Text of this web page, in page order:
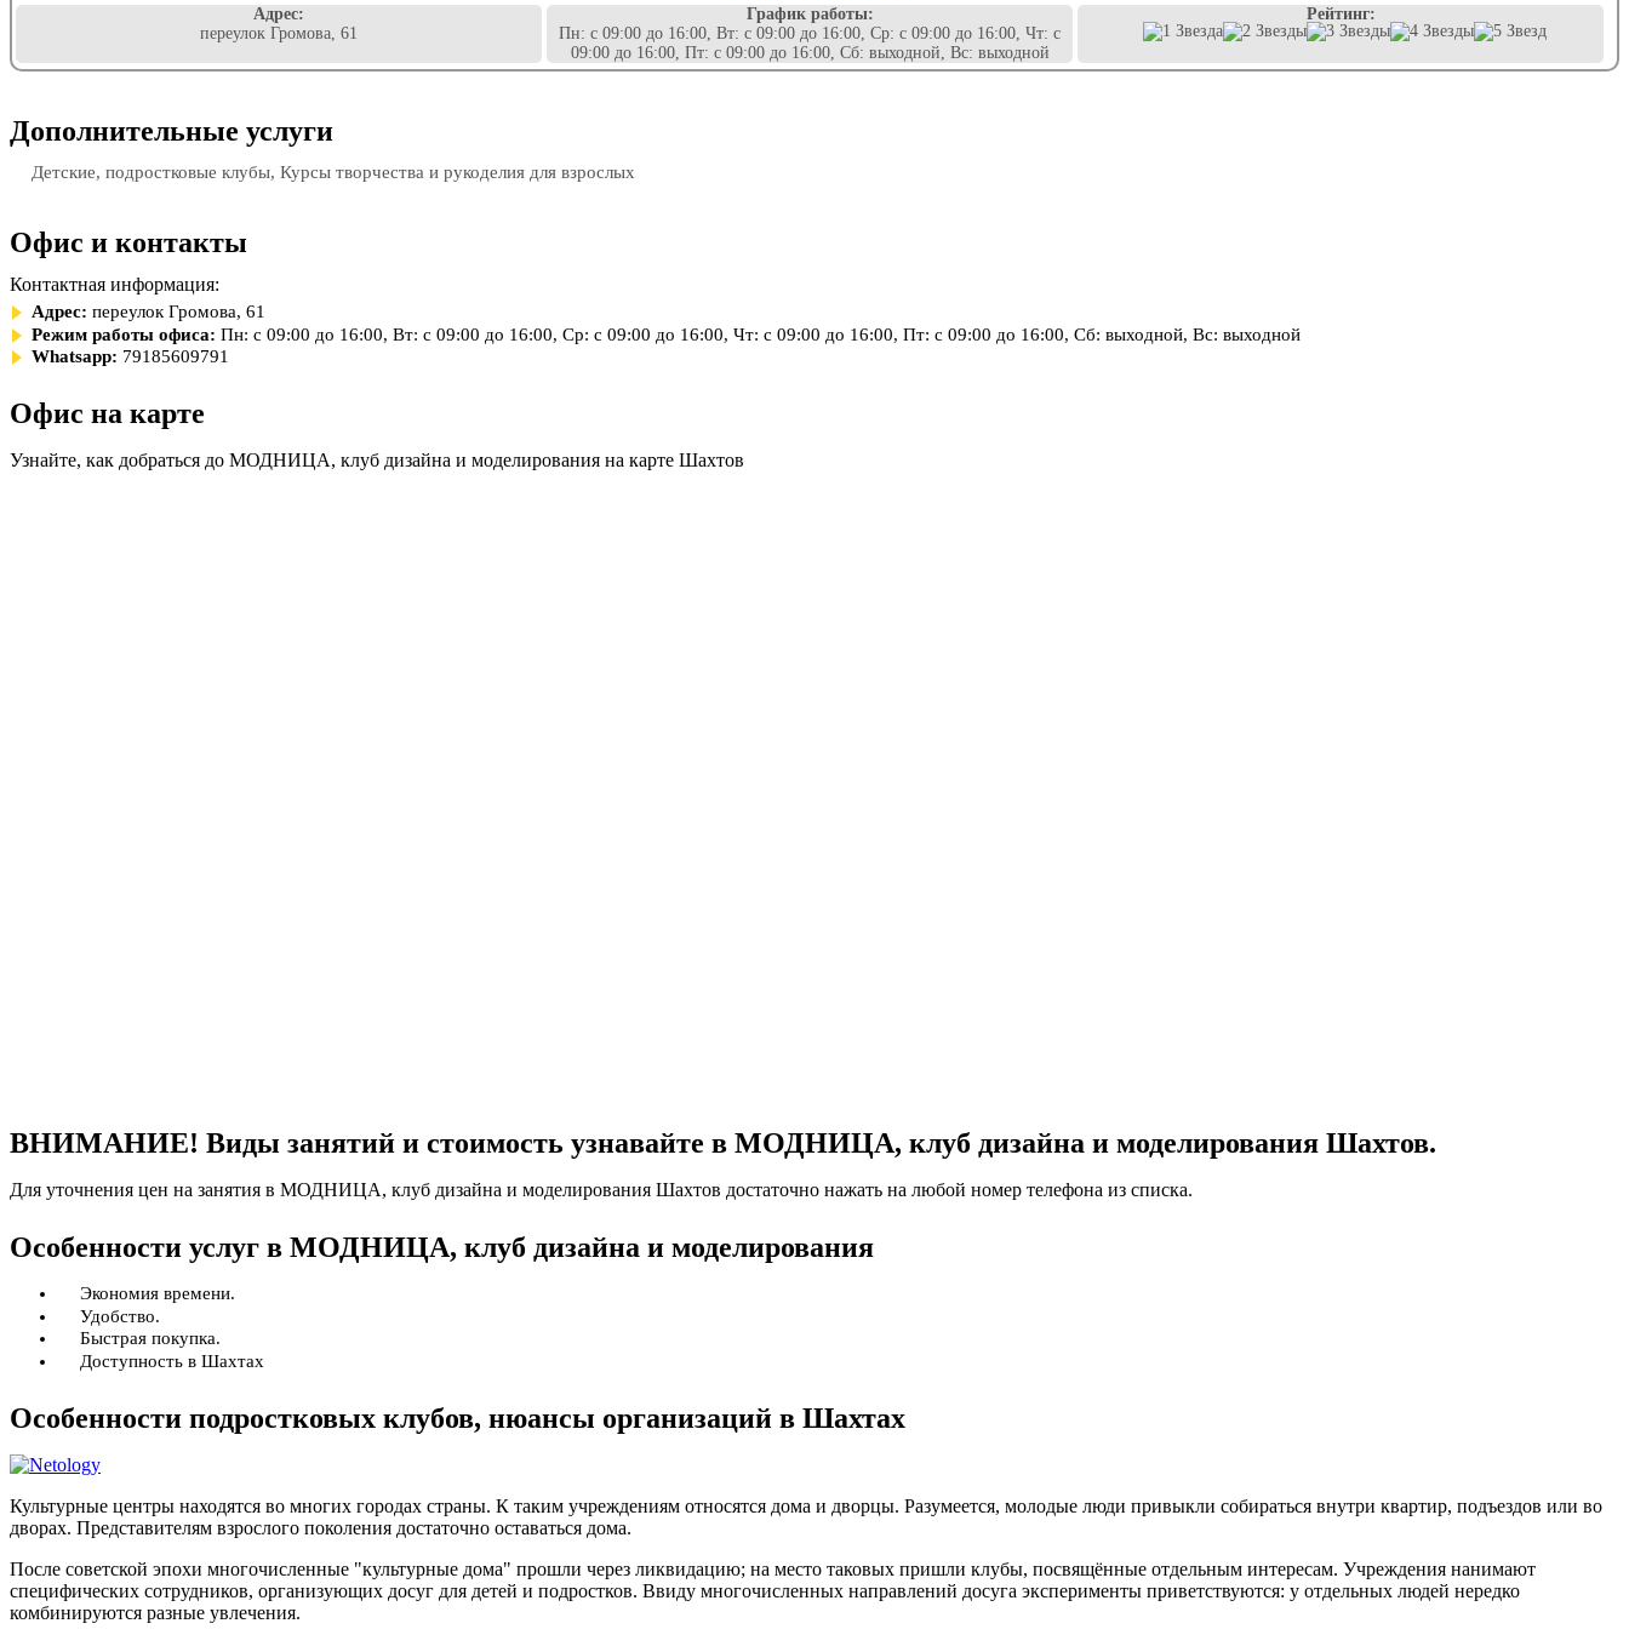
Адрес:
переулок Громова, 61
График работы:
Пн: с 09:00 до 16:00, Вт: с 09:00 до 16:00, Ср: с 09:00 до 16:00, Чт: с
09:00 до 16:00, Пт: с 09:00 до 16:00, Сб: выходной, Вс: выходной
Рейтинг:
Дополнительные услуги
Детские, подростковые клубы, Курсы творчества и рукоделия для взрослых
Офис и контакты
Контактная информация:
Адрес: переулок Громова, 61
Режим работы офиса: Пн: с 09:00 до 16:00, Вт: с 09:00 до 16:00, Ср: с 09:00 до 16:00, Чт: с 09:00 до 16:00, Пт: с 09:00 до 16:00, Сб: выходной, Вс: выходной
Whatsapp: 79185609791
Офис на карте
Узнайте, как добраться до МОДНИЦА, клуб дизайна и моделирования на карте Шахтов
ВНИМАНИЕ! Виды занятий и стоимость узнавайте в МОДНИЦА, клуб дизайна и моделирования Шахтов.
Для уточнения цен на занятия в МОДНИЦА, клуб дизайна и моделирования Шахтов достаточно нажать на любой номер телефона из списка.
Особенности услуг в МОДНИЦА, клуб дизайна и моделирования
Экономия времени.
Удобство.
Быстрая покупка.
Доступность в Шахтах
Особенности подростковых клубов, нюансы организаций в Шахтах
Культурные центры находятся во многих городах страны. К таким учреждениям относятся дома и дворцы. Разумеется, молодые люди привыкли собираться внутри квартир, подъездов или во
дворах. Представителям взрослого поколения достаточно оставаться дома.
После советской эпохи многочисленные "культурные дома" прошли через ликвидацию; на место таковых пришли клубы, посвящённые отдельным интересам. Учреждения нанимают
специфических сотрудников, организующих досуг для детей и подростков. Ввиду многочисленных направлений досуга эксперименты приветствуются: у отдельных людей нередко
комбинируются разные увлечения.